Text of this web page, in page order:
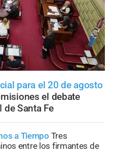
para el 20 de agosto
el debate
Santa Fe
a Tiempo Tres
entre los firmantes de